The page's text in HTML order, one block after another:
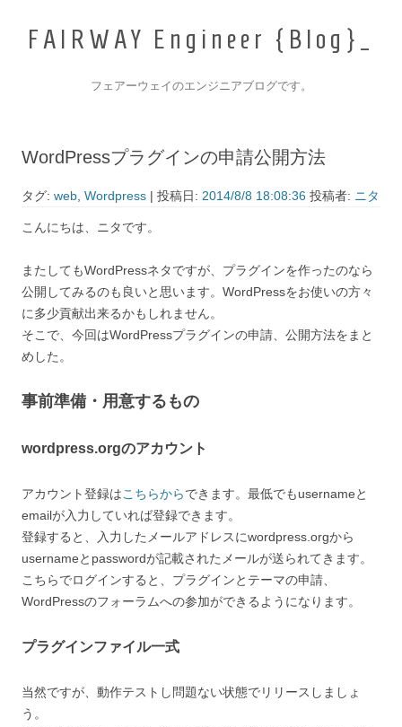
FA IRWAY Eng ineer {B log}
フェアーウェイのエンジニアブログです。
WordPressプラグインの申請公開方法
タグ: web Wordpress | 投稿日: 2014/8/8 18:08:36 投稿者: ニタ
こんにちは、ニタです。
またしてもWordPressネタですが、プラグインを作ったのなら
公開してみるのも良いと思います。WordPressをお使いの方々
に多少貢献出来るかもしれません。
そこで、今回はWordPressプラグインの申請、公開方法をまと
めした。
事前準備・用意するもの
wordpress.orgのアカウント
アカウント登録はこちらからできます。最低でもusernameと
emailが入力していれば登録できます。
登録すると、入力したメールアドレスにwordpress.orgから
usernameとpasswordが記載されたメールが送られてきます。
こちらでログインすると、プラグインとテーマの申請、
WordPressのフォーラムへの参加ができるようになります。
プラグインファイル一式
当然ですが、動作テストし問題ない状態でリリースしましょ
う。